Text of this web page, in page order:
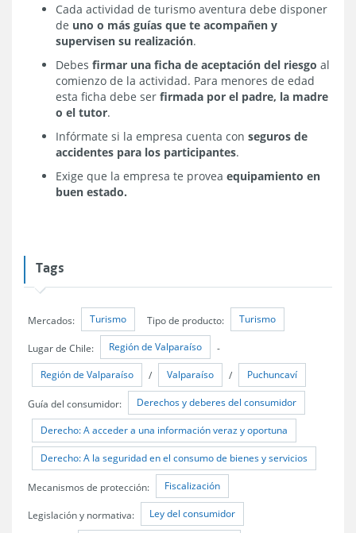
Cada actividad de turismo aventura debe disponer
de uno o más guías que te acompañen y
supervisen su realización.
Debes firmar una ficha de aceptación del riesgo al
comienzo de la actividad. Para menores de edad
esta ficha debe ser firmada por el padre, la madre
o el tutor.
Infórmate si la empresa cuenta con seguros de
accidentes para los participantes.
Exige que la empresa te provea equipamiento en
buen estado.
Tags
Mercados: Turismo Tipo de producto: Turismo
Lugar de Chile: Región de Valparaíso -
Región de Valparaíso / Valparaíso / Puchuncaví
Guía del consumidor: Derechos y deberes del consumidor
Derecho: A acceder a una información veraz y oportuna
Derecho: A la seguridad en el consumo de bienes y servicios
Mecanismos de protección: Fiscalización
Legislación y normativa: Ley del consumidor